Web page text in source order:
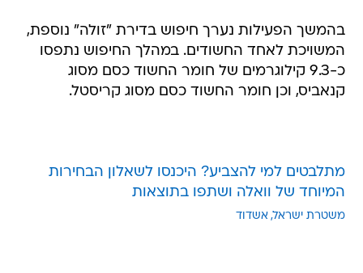
כ-9.3 קילוגרמים של חומר החשוד כסם מסוג
קנאביס, וכן חומר החשוד כסם מסוג קריסטל.
משטרת ישראל אשדוד